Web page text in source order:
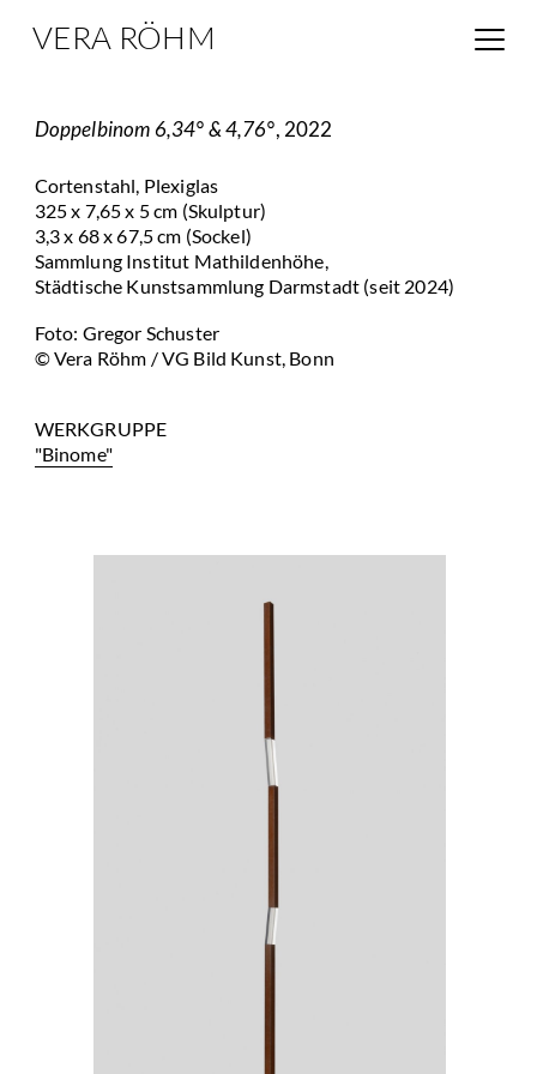
VERA RÖHM
Doppelbinom 6,34° & 4,76°, 2022
Cortenstahl, Plexiglas
325 x 7,65 x 5 cm (Skulptur)
3,3 x 68 x 67,5 cm (Sockel)
Sammlung Institut Mathildenhöhe,
Städtische Kunstsammlung Darmstadt (seit 2024)
Foto: Gregor Schuster
© Vera Röhm / VG Bild Kunst, Bonn
WERKGRUPPE
"Binome"